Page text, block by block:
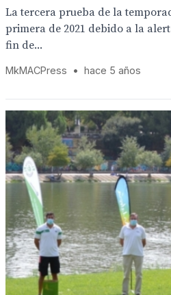
La tercera prueba de la
primera de 2021 debido a la
fin de...
MkMACPress • hace 5 años